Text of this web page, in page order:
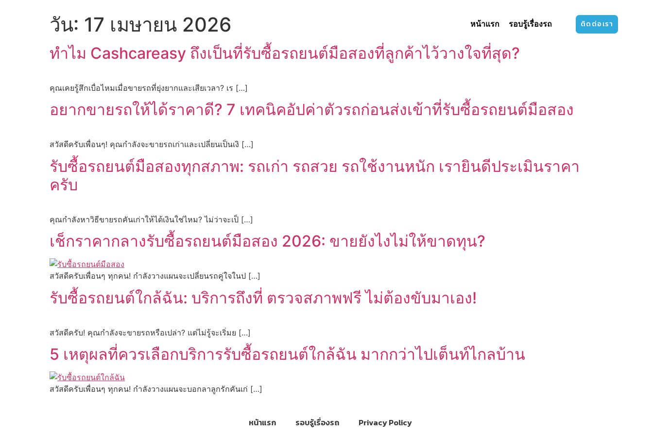
หน้าแรก รอบรู้เรื่องรถ ติดต่อเรา
วัน: 17 เมษายน 2026
ทำไม Cashcareasy ถึงเป็นที่รับซื้อรถยนต์มือสองที่ลูกค้าไว้วางใจที่สุด?
คุณเคยรู้สึกเบื่อไหมเมื่อขายรถที่ยุ่งยากและเสียเวลา? เร […]
อยากขายรถให้ได้ราคาดี? 7 เทคนิคอัปค่าตัวรถก่อนส่งเข้าที่รับซื้อรถยนต์มือสอง
สวัสดีครับเพื่อนๆ! คุณกำลังจะขายรถเก่าและเปลี่ยนเป็นเงิ […]
รับซื้อรถยนต์มือสองทุกสภาพ: รถเก่า รถสวย รถใช้งานหนัก เรายินดีประเมินราคา
ครับ
คุณกำลังหาวิธีขายรถคันเก่าให้ได้เงินใช่ไหม? ไม่ว่าจะเป็ […]
เช็กราคากลางรับซื้อรถยนต์มือสอง 2026: ขายยังไงไม่ให้ขาดทุน?
สวัสดีครับเพื่อนๆ ทุกคน! กำลังวางแผนจะเปลี่ยนรถคู่ใจในป […]
รับซื้อรถยนต์ใกล้ฉัน: บริการถึงที่ ตรวจสภาพฟรี ไม่ต้องขับมาเอง!
สวัสดีครับ! คุณกำลังจะขายรถหรือเปล่า? แต่ไม่รู้จะเริ่มย […]
5 เหตุผลที่ควรเลือกบริการรับซื้อรถยนต์ใกล้ฉัน มากกว่าไปเต็นท์ไกลบ้าน
สวัสดีครับเพื่อนๆ ทุกคน! กำลังวางแผนจะบอกลาลูกรักคันเก่ […]
หน้าแรก รอบรู้เรื่องรถ Privacy Policy